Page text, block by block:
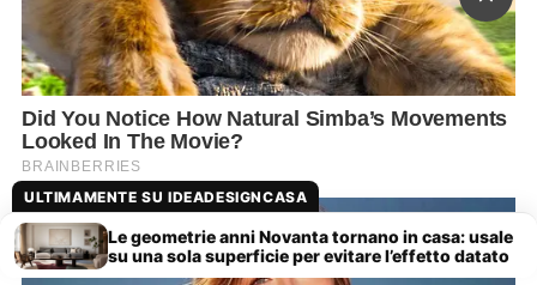
ULTIMAMENTE SU IDEADESIGNCASA
Le geometrie anni Novanta tornano in casa: usale
su una sola superficie per evitare l’effetto datato